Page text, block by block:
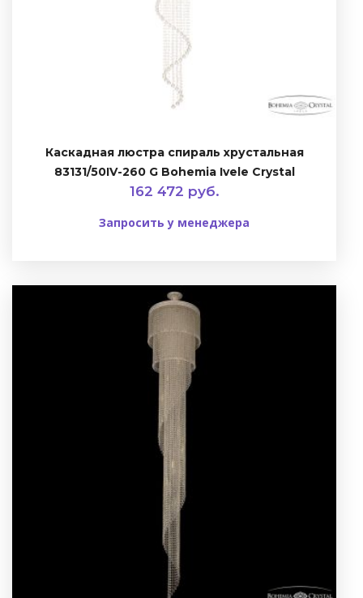
Каскадная люстра спираль хрустальная
83131/50IV-260 G Bohemia Ivele Crystal
162 472 руб.
Запросить у менеджера